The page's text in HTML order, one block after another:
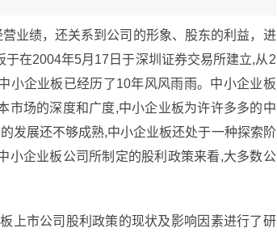
业绩，还关系到公司的形象、股东的利益，进
在2004年5月17日于深圳证券交易所建立,从2
小企业板已经历了10年风风雨雨。中小企业板
市场的深度和广度,中小企业板为许许多多的中
发展还不够成熟,中小企业板还处于一种探索阶
小企业板公司所制定的股利政策来看,大多数公
上市公司股利政策的现状及影响因素进行了研